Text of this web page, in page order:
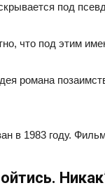
под
что под этим
романа
в 1983 году.